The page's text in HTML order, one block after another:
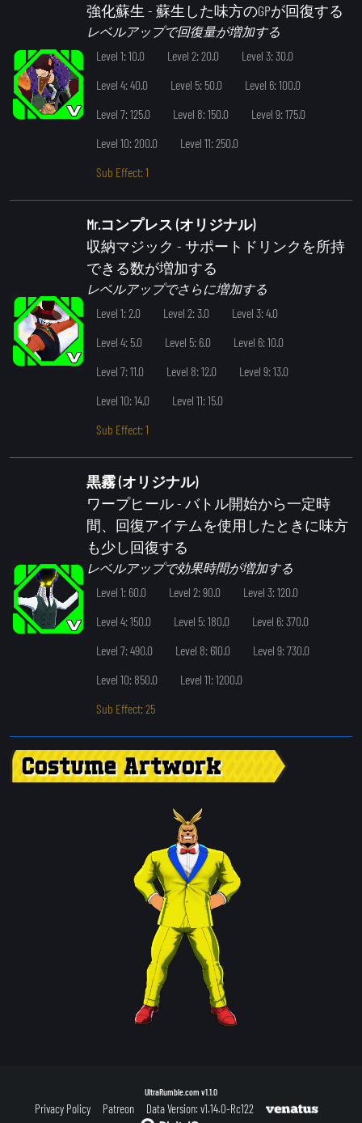
強化蘇生 - 蘇生した味方のGPが回復する
レベルアップで回復量が増加する
Level 1: 10.0
Level 2: 20.0
Level 3: 30.0
Level 4: 40.0
Level 5: 50.0
Level 6: 100.0
Level 7: 125.0
Level 8: 150.0
Level 9: 175.0
Level 10: 200.0
Level 11: 250.0
Sub Effect: 1
Mr.コンプレス (オリジナル)
収納マジック - サポートドリンクを所持
できる数が増加する
レベルアップでさらに増加する
Level 1: 2.0
Level 2: 3.0
Level 3: 4.0
Level 4: 5.0
Level 5: 6.0
Level 6: 10.0
Level 7: 11.0
Level 8: 12.0
Level 9: 13.0
Level 10: 14.0
Level 11: 15.0
Sub Effect: 1
黒霧 (オリジナル)
ワープヒール- バトル開始から一定時
間、回復アイテムを使用したときに味方
も少し回復する
レベルアップで効果時間が増加する
Level 1: 60.0
Level 2: 90.0
Level 3: 120.0
Level 4: 150.0
Level 5: 180.0
Level 6: 370.0
Level 7: 490.0
Level 8: 610.0
Level 9: 730.0
Level 10: 850.0
Level 11: 1200.0
Sub Effect: 25
Costume Artwork
UltraRumble.com v1.1.0
Privacy Policy Patreon Data Version: v1.14.0-Rc122